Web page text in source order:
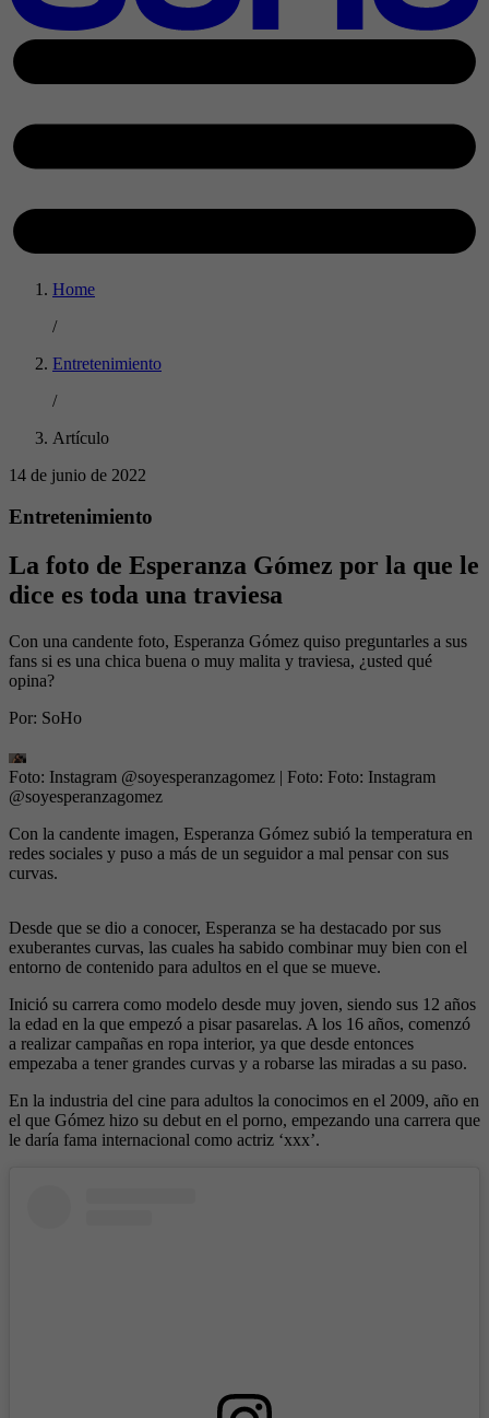
Home
/
Entretenimiento
/
Artículo
14 de junio de 2022
Entretenimiento
La foto de Esperanza Gómez por la que le
dice es toda una traviesa
Con una candente foto, Esperanza Gómez quiso preguntarles a sus
fans si es una chica buena o muy malita y traviesa, ¿usted qué
opina?
Por: SoHo
Foto: Instagram @soyesperanzagomez | Foto: Foto: Instagram
@soyesperanzagomez
Con la candente imagen, Esperanza Gómez subió la temperatura en
redes sociales y puso a más de un seguidor a mal pensar con sus
curvas.
Desde que se dio a conocer, Esperanza se ha destacado por sus
exuberantes curvas, las cuales ha sabido combinar muy bien con el
entorno de contenido para adultos en el que se mueve.
Inició su carrera como modelo desde muy joven, siendo sus 12 años
la edad en la que empezó a pisar pasarelas. A los 16 años, comenzó
a realizar campañas en ropa interior, ya que desde entonces
empezaba a tener grandes curvas y a robarse las miradas a su paso.
En la industria del cine para adultos la conocimos en el 2009, año en
el que Gómez hizo su debut en el porno, empezando una carrera que
le daría fama internacional como actriz ‘xxx’.